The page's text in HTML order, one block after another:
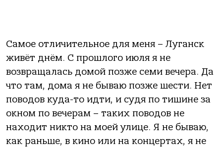
Самое отличительное для меня – Луганск
живёт днём. С прошлого июля я не
возвращалась домой позже семи вечера. Да
что там, дома я не бываю позже шести. Нет
поводов куда-то идти, и судя по тишине за
окном по вечерам – таких поводов не
находит никто на моей улице. Я не бываю,
как раньше, в кино или на концертах, я не